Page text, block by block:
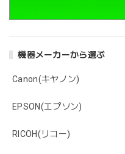
機器メーカーから選ぶ
Canon(キヤノン)
EPSON(エプソン)
RICOH(リコー)